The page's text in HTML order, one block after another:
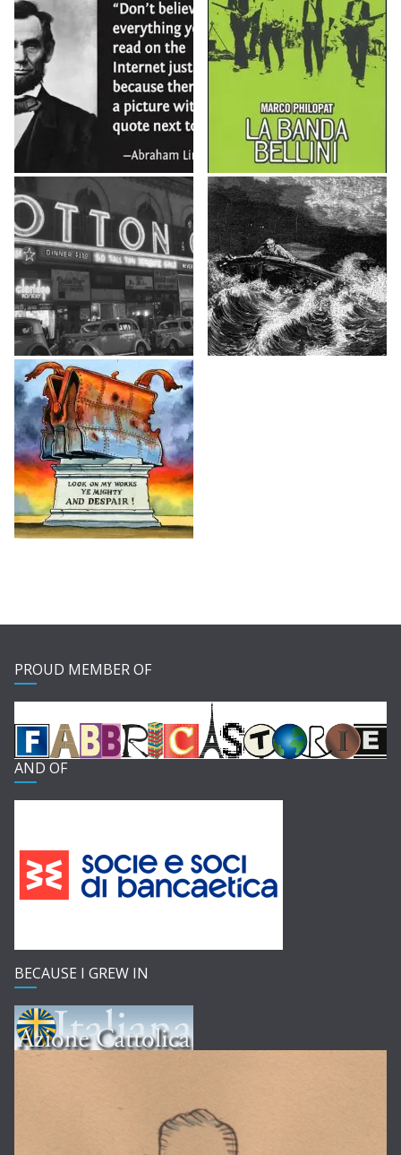
PROUD MEMBER OF
AND OF
BECAUSE I GREW IN